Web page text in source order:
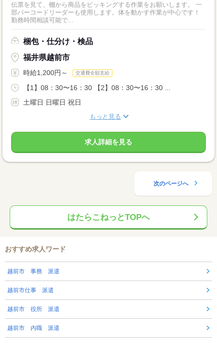
伝票を見て、棚から商品をピッキングする作業をお願いします。 一
部バーコードリーダーも使用します。体を動かす作業が中心です！
勤務時間相談可能で...
梱包・仕分け・検品
福井県越前市
時給1,200円～ 交通費全額支給
【1】08：30〜16：30 【2】08：30〜16：30 ...
土曜日 日曜日 祝日
もっと見る
求人詳細を見る
次のページへ
はたらこねっとTOPへ
おすすめ求人ワード
越前市 事務 派遣
越前市仕事 派遣
越前市 役所 派遣
越前市 内職 派遣